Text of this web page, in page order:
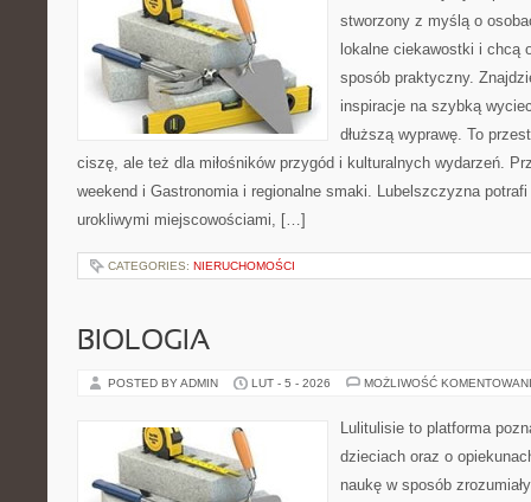
stworzony z myślą o
lokalne ciekawostki i chcą
sposób praktyczny.
inspiracje na szybką
dłuższą wyprawę. To
ciszę, ale też dla miłośników przygód i kulturalnych wydarzeń.
weekend i Gastronomia i regionalne smaki. Lubelszczyzna
urokliwymi miejscowościami, […]
CATEGORIES: NIERUCHOMOŚCI
BIOLOGIA
POSTED BY ADMIN LUT - 5 - 2026 MOŻLIWOŚĆ
Lulitulisie to platforma
dzieciach oraz o
naukę w sposób